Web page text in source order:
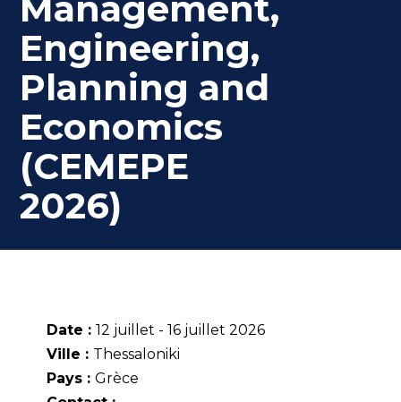
Engineering,
Planning and
Economics
(CEMEPE
2026)
Date :12 juillet - 16 juillet 2026
Ville : Thessaloniki
Pays :Grèce